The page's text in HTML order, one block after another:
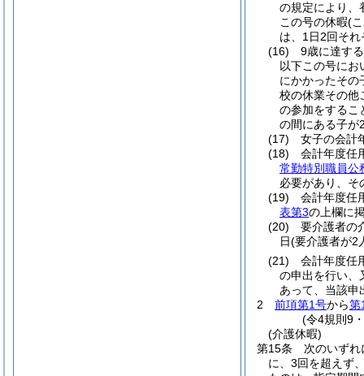
の規定により、
この号の休暇(
は、1日2回そ
(16)
9歳に達す
以下この号にお
にかかったその
校の休業その他
の参加をするこ
の間にある子が
(17)
女子の会計
(18)
会計年度任
常勤特別職員公
必要があり、
(19)
会計年度任
表第3の上欄に
(20)
要介護者の
日(要介護者が2
(21)
会計年度任
の申出を行い、
あって、当該
2
前項第1号から第
(令4規則9
(介護休暇)
第15条
次のいず
に、3回を超えず